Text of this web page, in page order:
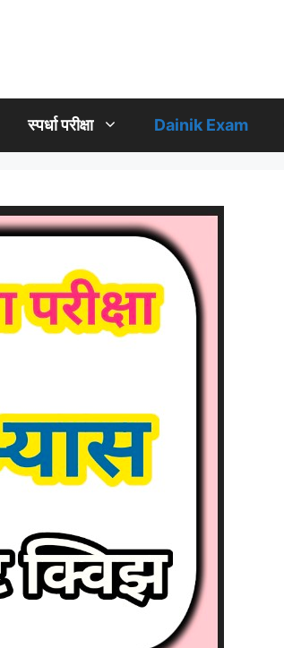
स्पर्धा परीक्षा Dainik Exam